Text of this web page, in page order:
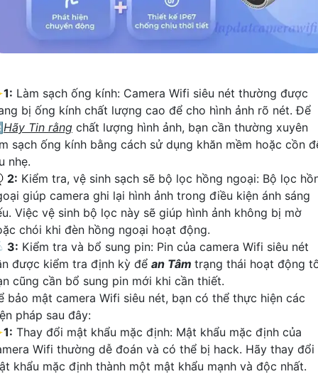
1: Làm sạch ống kính: Camera Wifi siêu nét thường được
bị ống kính chất lượng cao để cho hình ảnh rõ nét. Để
Hãy Tin rằng chất lượng hình ảnh, bạn cần thường xuyên
sạch ống kính bằng cách sử dụng khăn mềm hoặc cồn
nhẹ.
2: Kiểm tra, vệ sinh sạch sẽ bộ lọc hồng ngoại: Bộ lọc
giúp camera ghi lại hình ảnh trong điều kiện ánh sáng
Việc vệ sinh bộ lọc này sẽ giúp hình ảnh không bị mờ
chói khi đèn hồng ngoại hoạt động.
3: Kiểm tra và bổ sung pin: Pin của camera Wifi siêu nét
được kiểm tra định kỳ để an Tâm trạng thái hoạt động
cũng cần bổ sung pin mới khi cần thiết.
bảo mật camera Wifi siêu nét, bạn có thể thực hiện các
pháp sau đây:
1: Thay đổi mật khẩu mặc định: Mật khẩu mặc định của
Wifi thường dễ đoán và có thể bị hack. Hãy thay đổi
khẩu mặc định thành một mật khẩu mạnh và độc nhất.